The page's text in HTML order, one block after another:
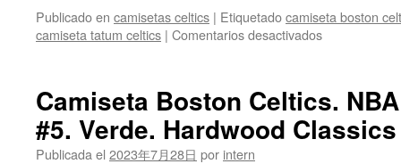
Publicado en camisetas celtics | Etiquetadocamiseta boston
camiseta tatum celtics | Comentarios desactivadosen
Camisetas
Clásicas
De
Camiseta Boston Celtics.
#5. Verde. Hardwood Classics
Publicada el 2023年7月28日 por intern